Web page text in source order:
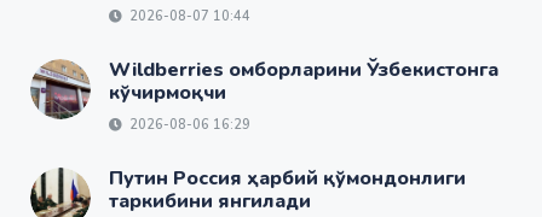
2026-08-07 10:44
Wildberries омборларини Ўзбекистонга
кўчирмоқчи
2026-08-06 16:29
Путин Россия ҳарбий қўмондонлиги
таркибини янгилади